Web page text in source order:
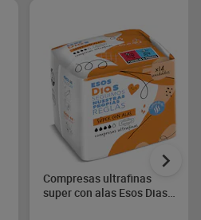
Compresas ultrafinas
super con alas Esos Dias